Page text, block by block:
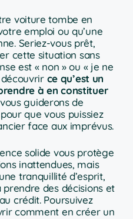
voiture tombe en
emploi ou qu’une
Seriez-vous prêt,
cette situation sans
est « non » ou « je ne
ce qu’est un
à en constituer
guiderons de
que vous puissiez
face aux imprévus.
solide vous protège
inattendues, mais
tranquillité d’esprit,
des décisions et
crédit. Poursuivez
comment en créer un